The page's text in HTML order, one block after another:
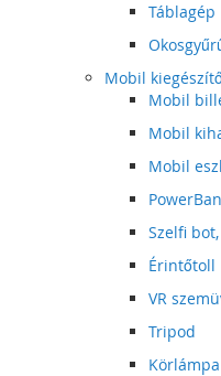
Táblagép
Mobil
Mobil
Mobil
Mobil
Szelfi
Érintőtoll
VR
Tripod
Körlámpa